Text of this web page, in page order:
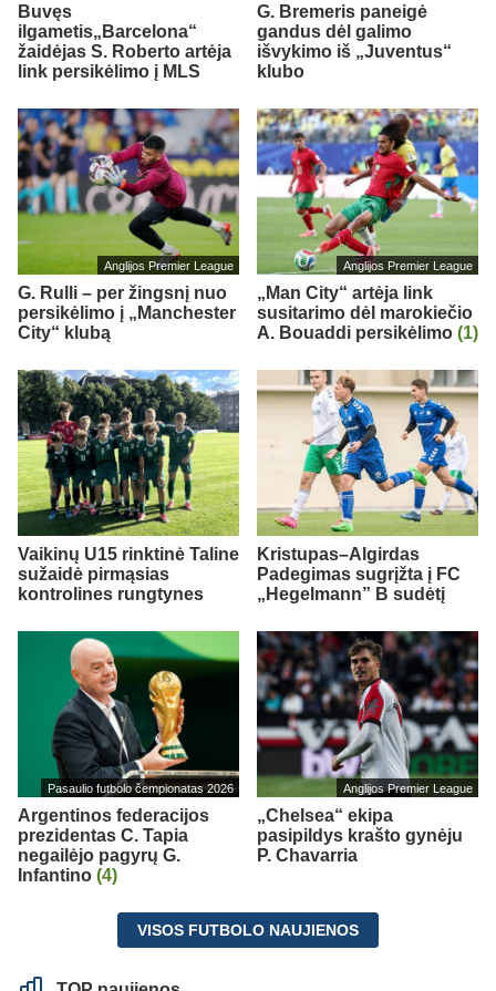
Buvęs
ilgametis„Barcelona“
žaidėjas S. Roberto artėja
link persikėlimo į MLS
G. Bremeris paneigė
gandus dėl galimo
išvykimo iš „Juventus“
klubo
Anglijos Premier League
G. Rulli – per žingsnį nuo
persikėlimo į „Manchester
City“ klubą
Anglijos Premier League
„Man City“ artėja link
susitarimo dėl marokiečio
A. Bouaddi persikėlimo (1)
Vaikinų U15 rinktinė Taline
sužaidė pirmąsias
kontrolines rungtynes
Kristupas–Algirdas
Padegimas sugrįžta į FC
„Hegelmann” B sudėtį
Pasaulio futbolo čempionatas 2026
Argentinos federacijos
prezidentas C. Tapia
negailėjo pagyrų G.
Infantino (4)
Anglijos Premier League
„Chelsea“ ekipa
pasipildys krašto gynėju
P. Chavarria
VISOS FUTBOLO NAUJIENOS